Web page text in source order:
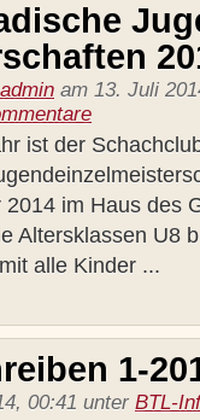
admin am 13. Juli
ist der
im Haus des
Altersklassen U8
alle Kinder ...
1-
00:41 unter BTL-